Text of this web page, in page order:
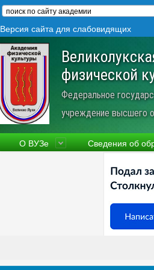
Версия сайта для слабовидящих
физической
Федеральное
учреждение высшего
О ВУЗе
Сведения об образовательной
Научная деятельность
Сведения об